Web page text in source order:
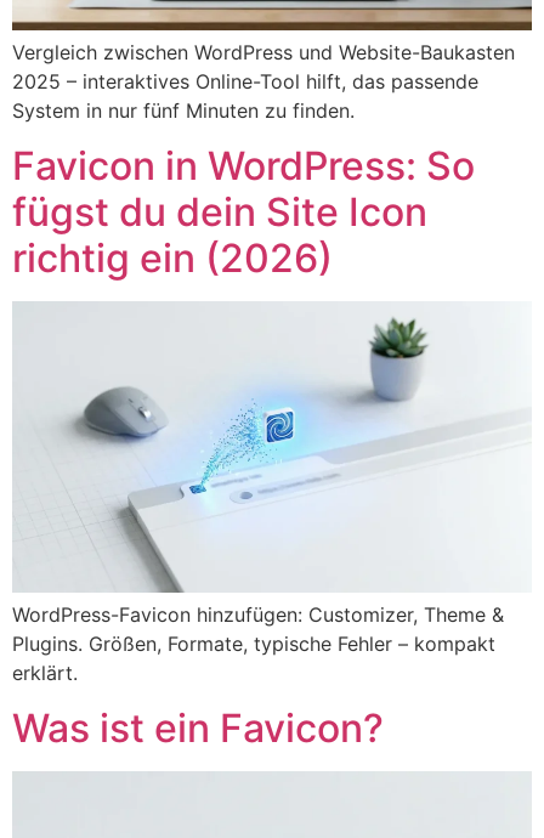
Vergleich zwischen WordPress und Website-Baukasten
2025 – interaktives Online-Tool hilft, das passende
System in nur fünf Minuten zu finden.
Favicon in WordPress: So
fügst du dein Site Icon
richtig ein (2026)
WordPress-Favicon hinzufügen: Customizer, Theme &
Plugins. Größen, Formate, typische Fehler – kompakt
erklärt.
Was ist ein Favicon?